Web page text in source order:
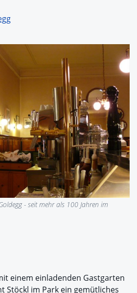
- seit mehr als 100 Jahren im
einem einladenden Gastgarten
Stöckl im Park ein gemütliches